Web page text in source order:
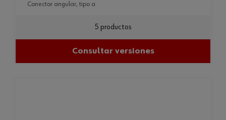
conector angular, tipo a
5 productos
Consultar versiones